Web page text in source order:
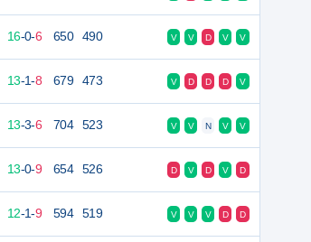
16-0-6 650 490 V V D V V
13-1-8 679 473 V D D D V
13-3-6 704 523 V V N V V
13-0-9 654 526 D V D V D
12-1-9 594 519 V V V D D